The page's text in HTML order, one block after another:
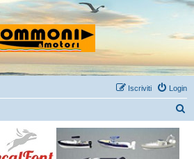
Login
Iscriviti